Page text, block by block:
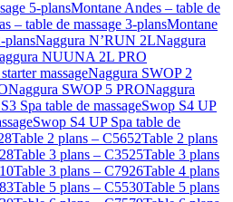
5-plansMontane Andes – table de
– table de massage 3-plansMontane
plansNaggura N’RUN 2LNaggura
NUUNA 2L PRO
massageNaggura SWOP 2
Naggura SWOP 5 PRONaggura
Spa table de massageSwop S4 UP
Swop S4 UP Spa table de
Table 2 plans – C5652Table 2 plans
Table 3 plans – C3525Table 3 plans
Table 3 plans – C7926Table 4 plans
Table 5 plans – C5530Table 5 plans